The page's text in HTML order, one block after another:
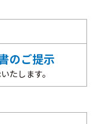
のご提示
たします。